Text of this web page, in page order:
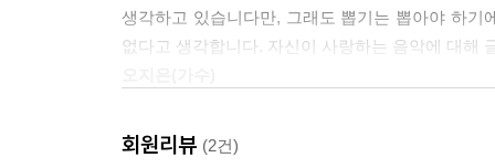
생각하고 있습니다만, 그래도 뽑기는 뽑아야 하
없다고 생각합니다. 자신이 사랑하는 음악에 대해
회원리뷰 (2건)